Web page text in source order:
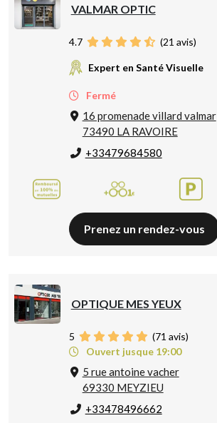
VALMAR OPTIC
4.7 (21 avis)
Expert en Santé Visuelle
Fermé
16 promenade villard valmar
73490 LA RAVOIRE
+33479684580
Prenez un rendez-vous
OPTIQUE MES YEUX
5 (71 avis)
Ouvert jusque 19:00
5 rue antoine vacher
69330 MEYZIEU
+33478496662